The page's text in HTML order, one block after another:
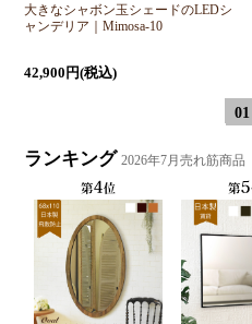
大きなシャボン玉シェードのLEDシ
ャンデリア｜Mimosa-10
42,900円(税込)
01
ランキング2026年7月売れ筋商品